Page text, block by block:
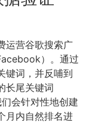
运营谷歌搜索广
）。通过
键词，并反哺到
长尾关键词
会针对性地创建
月内自然排名进